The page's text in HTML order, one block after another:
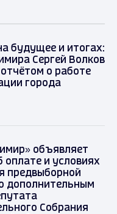
будущее и итогах:
Сергей Волков
о работе
города
объявляет
оплате и условиях
предвыборной
дополнительным
Собрания